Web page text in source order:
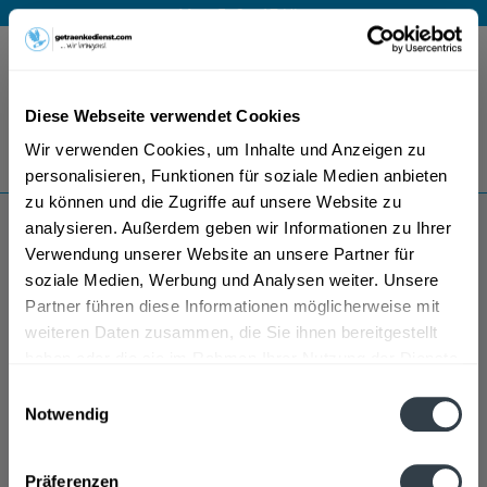
Diese Webseite verwendet Cookies
Wir verwenden Cookies, um Inhalte und Anzeigen zu
personalisieren, Funktionen für soziale Medien anbieten
zu können und die Zugriffe auf unsere Website zu
analysieren. Außerdem geben wir Informationen zu Ihrer
Verwendung unserer Website an unsere Partner für
soziale Medien, Werbung und Analysen weiter. Unsere
Partner führen diese Informationen möglicherweise mit
weiteren Daten zusammen, die Sie ihnen bereitgestellt
Notwendig
Präferenzen
Mo – Fr 9 – 17 Uhr
Menü
Bestellung widerrufen
Es gilt unsere Datenschutzerklärung
Bayla